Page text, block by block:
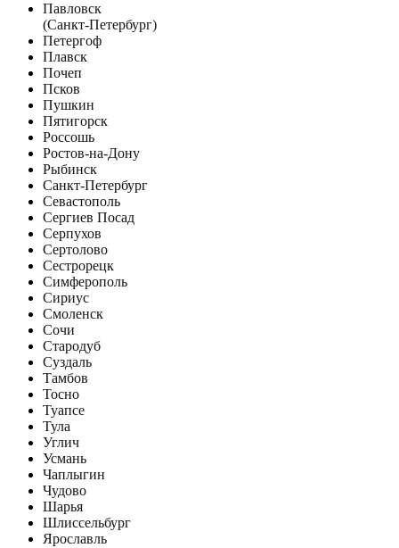
Павловск
(Санкт-Петербург)
Петергоф
Плавск
Почеп
Псков
Пушкин
Пятигорск
Россошь
Ростов-на-Дону
Рыбинск
Санкт-Петербург
Севастополь
Сергиев Посад
Серпухов
Сертолово
Сестрорецк
Симферополь
Сириус
Смоленск
Сочи
Стародуб
Суздаль
Тамбов
Тосно
Туапсе
Тула
Углич
Усмань
Чаплыгин
Чудово
Шарья
Шлиссельбург
Ярославль